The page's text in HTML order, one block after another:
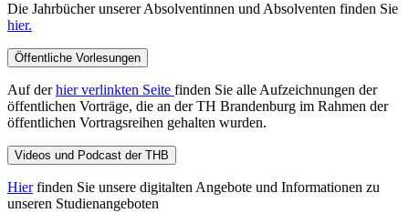
Die Jahrbücher unserer Absolventinnen und Absolventen finden Sie
hier.
Öffentliche Vorlesungen
Auf derhier verlinkten Seite finden Sie alle Aufzeichnungen der
öffentlichen Vorträge, die an der TH Brandenburg im Rahmen der
öffentlichen Vortragsreihen gehalten wurden.
Videos und Podcast der THB
Hierfinden Sie unsere digitalten Angebote und Informationen zu
unseren Studienangeboten